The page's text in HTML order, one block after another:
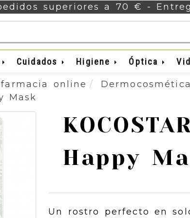
superiores a 70 € -
Cuidados Higiene Óptica
online
Dermocosmética
Mask
Happy
Un rostro perfecto en